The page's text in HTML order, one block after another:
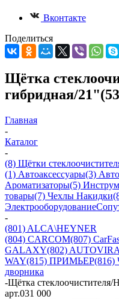
Вконтакте
Поделиться
Щётка
гибридная/
Главная
-
Каталог
-
(8) Щётки
(1) Автоаксессуары(3)
Ароматизаторы(5)
товары(7) Чехлы Накидки
Электрооборудование
-
(801) ALCA\HEYNER
(804) CARCOM(807)
GALAXY(802)
WAY(815) ПРИМЬЕР
дворника
-Щётка
арт.031 000